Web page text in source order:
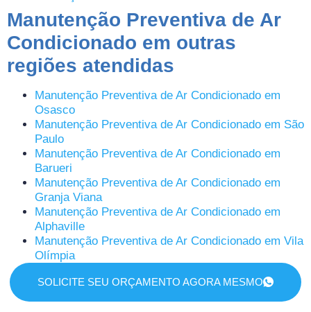
Manutenção Preventiva de Ar
Condicionado em outras
regiões atendidas
Manutenção Preventiva de Ar Condicionado em
Osasco
Manutenção Preventiva de Ar Condicionado em São
Paulo
Manutenção Preventiva de Ar Condicionado em
Barueri
Manutenção Preventiva de Ar Condicionado em
Granja Viana
Manutenção Preventiva de Ar Condicionado em
Alphaville
Manutenção Preventiva de Ar Condicionado em Vila
Olímpia
SOLICITE SEU ORÇAMENTO AGORA MESMO